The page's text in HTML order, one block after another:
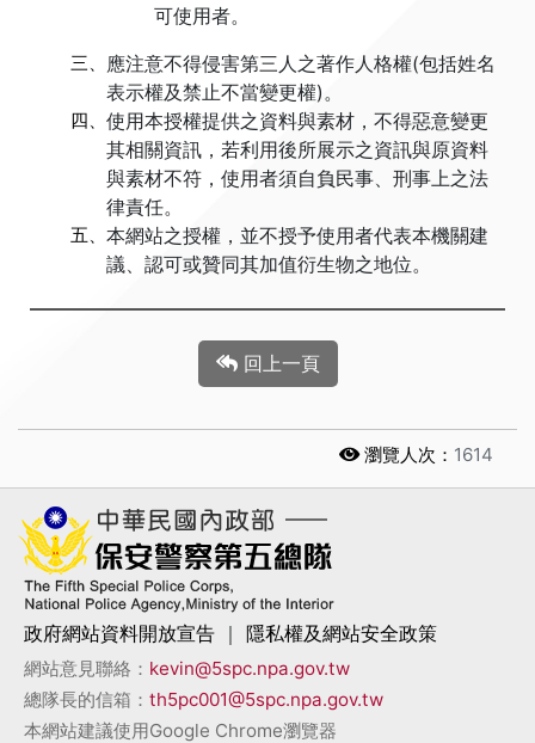
可使用者。
三、 應注意不得侵害第三人之著作人格權(包括姓名
表示權及禁止不當變更權)。
四、 使用本授權提供之資料與素材，不得惡意變更
其相關資訊，若利用後所展示之資訊與原資料
與素材不符，使用者須自負民事、刑事上之法
律責任。
五、 本網站之授權，並不授予使用者代表本機關建
議、認可或贊同其加值衍生物之地位。
回上一頁
瀏覽人次： 1614
政府網站資料開放宣告 ｜ 隱私權及網站安全政策
網站意見聯絡： kevin@5spc.npa.gov.tw
總隊長的信箱： th5pc001@5spc.npa.gov.tw
本網站建議使用Google Chrome瀏覽器